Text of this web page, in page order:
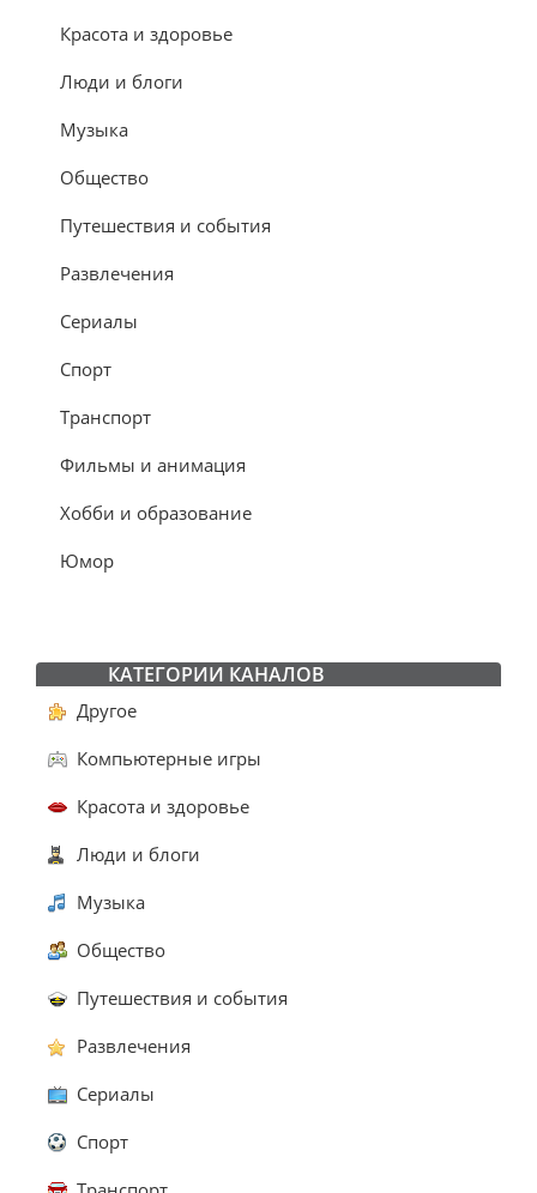
Красота и здоровье
Люди и блоги
Музыка
Общество
Путешествия и события
Развлечения
Сериалы
Спорт
Транспорт
Фильмы и анимация
Хобби и образование
Юмор
КАТЕГОРИИ КАНАЛОВ
Другое
Компьютерные игры
Красота и здоровье
Люди и блоги
Музыка
Общество
Путешествия и события
Развлечения
Сериалы
Спорт